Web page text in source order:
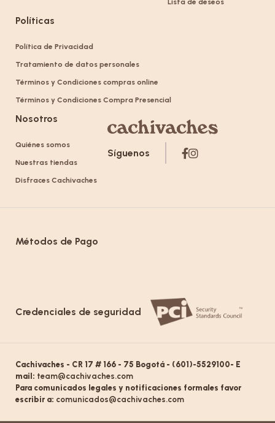
Lista de deseos
Políticas
Política de Privacidad
Tratamiento de datos personales
Términos y Condiciones compras online
Términos y Condiciones Compra Presencial
Nosotros
Quiénes somos
Nuestras tiendas
Disfraces Cachivaches
Síguenos
Métodos de Pago
Credenciales de seguridad
Cachivaches - CR 17 # 166 - 75 Bogotá - (601)-5529100- E
mail: team@cachivaches.com
Para comunicados legales y notificaciones formales favor
escribir a: comunicados@cachivaches.com